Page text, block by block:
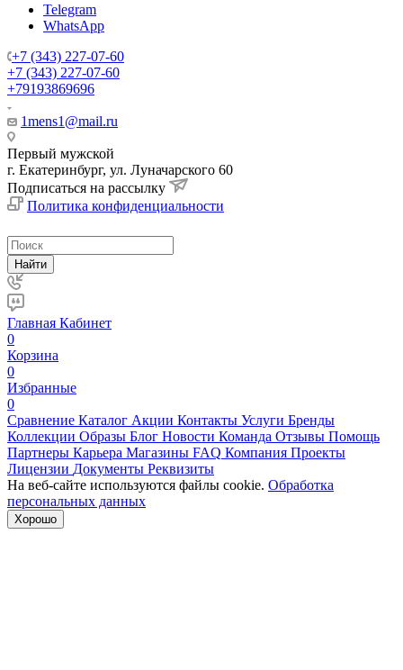
Telegram
WhatsApp
+7 (343) 227-07-60
+7 (343) 227-07-60
+79193869696
1mens1@mail.ru
Первый мужской
г. Екатеринбург, ул. Луначарского 60
Подписаться на рассылку
Политика конфиденциальности
Найти
Главная Кабинет
0
Корзина
0
Избранные
0
Сравнение Каталог Акции Контакты Услуги Бренды
Коллекции Образы Блог Новости Команда Отзывы Помощь
Партнеры Карьера Магазины FAQ Компания Проекты
Лицензии Документы Реквизиты
На веб-сайте используются файлы cookie. Обработка
персональных данных
Хорошо